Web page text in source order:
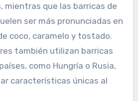
mientras que las barricas de
ser más pronunciadas en
coco, caramelo y tostado.
también utilizan barricas
como Hungría o Rusia,
características únicas al